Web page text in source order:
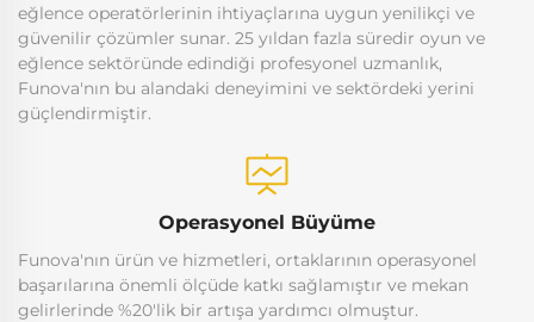
eğlence operatörlerinin ihtiyaçlarına uygun yenilikçi ve
güvenilir çözümler sunar. 25 yıldan fazla süredir oyun ve
eğlence sektöründe edindiği profesyonel uzmanlık,
Funova'nın bu alandaki deneyimini ve sektördeki yerini
güçlendirmiştir.
Operasyonel Büyüme
Funova'nın ürün ve hizmetleri, ortaklarının operasyonel
başarılarına önemli ölçüde katkı sağlamıştır ve mekan
gelirlerinde %20'lik bir artışa yardımcı olmuştur.